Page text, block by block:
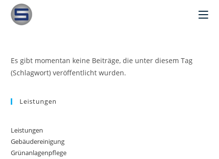
Es gibt momentan keine Beiträge, die unter diesem Tag
(Schlagwort) veröffentlicht wurden.
Leistungen
Leistungen
Gebäudereinigung
Grünanlagenpflege